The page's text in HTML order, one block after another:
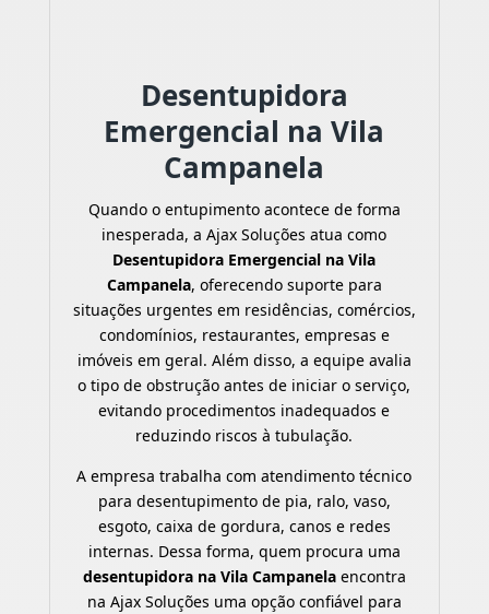
Desentupidora
Emergencial na Vila
Campanela
Quando o entupimento acontece de forma
inesperada, a Ajax Soluções atua como
Desentupidora Emergencial na Vila
Campanela, oferecendo suporte para
situações urgentes em residências, comércios,
condomínios, restaurantes, empresas e
imóveis em geral. Além disso, a equipe avalia
o tipo de obstrução antes de iniciar o serviço,
evitando procedimentos inadequados e
reduzindo riscos à tubulação.
A empresa trabalha com atendimento técnico
para desentupimento de pia, ralo, vaso,
esgoto, caixa de gordura, canos e redes
internas. Dessa forma, quem procura uma
desentupidora na Vila Campanelaencontra
na Ajax Soluções uma opção confiável para